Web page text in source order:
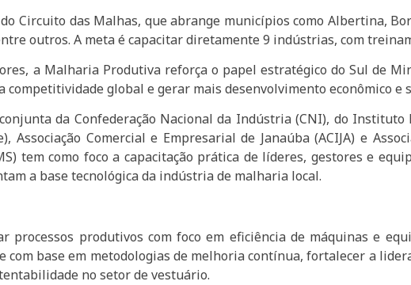
Circuito das Malhas, que abrange municípios como Albertina,
outros. A meta é capacitar diretamente 9 indústrias, com
a Malharia Produtiva reforça o papel estratégico do Sul de
competitividade global e gerar mais desenvolvimento econômico e
da Confederação Nacional da Indústria (CNI), do
Associação Comercial e Empresarial de Janaúba (ACIJA) e
tem como foco a capacitação prática de líderes, gestores e
a base tecnológica da indústria de malharia local.
processos produtivos com foco em eficiência de máquinas e
base em metodologias de melhoria contínua, fortalecer a
no setor de vestuário.